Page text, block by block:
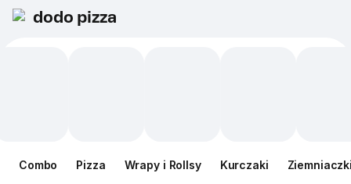
dodo pizza
Сombo Pizza Wrapy i Rollsy Kurczaki